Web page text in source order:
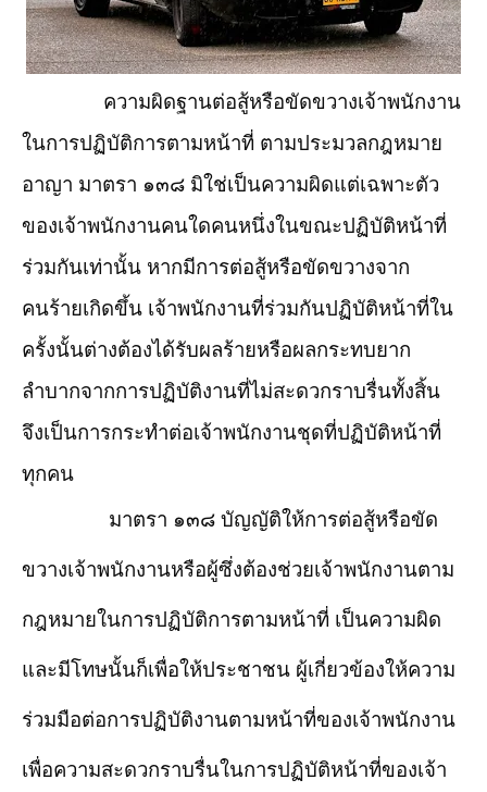
ความผิดฐานต่อสู้หรือขัดขวางเจ้าพนักงาน
ในการปฏิบัติการตามหน้าที่ ตามประมวลกฎหมาย
อาญา มาตรา ๑๓๘ มิใช่เป็นความผิดแต่เฉพาะตัว
ของเจ้าพนักงานคนใดคนหนึ่งในขณะปฏิบัติหน้าที่
ร่วมกันเท่านั้น หากมีการต่อสู้หรือขัดขวางจาก
คนร้ายเกิดขึ้น เจ้าพนักงานที่ร่วมกันปฏิบัติหน้าที่ใน
ครั้งนั้นต่างต้องได้รับผลร้ายหรือผลกระทบยาก
ลำบากจากการปฏิบัติงานที่ไม่สะดวกราบรื่นทั้งสิ้น
จึงเป็นการกระทำต่อเจ้าพนักงานชุดที่ปฏิบัติหน้าที่
ทุกคน
มาตรา ๑๓๘ บัญญัติให้การต่อสู้หรือขัด
ขวางเจ้าพนักงานหรือผู้ซึ่งต้องช่วยเจ้าพนักงานตาม
กฎหมายในการปฏิบัติการตามหน้าที่ เป็นความผิด
และมีโทษนั้นก็เพื่อให้ประชาชน ผู้เกี่ยวข้องให้ความ
ร่วมมือต่อการปฏิบัติงานตามหน้าที่ของเจ้าพนักงาน
เพื่อความสะดวกราบรื่นในการปฏิบัติหน้าที่ของเจ้า